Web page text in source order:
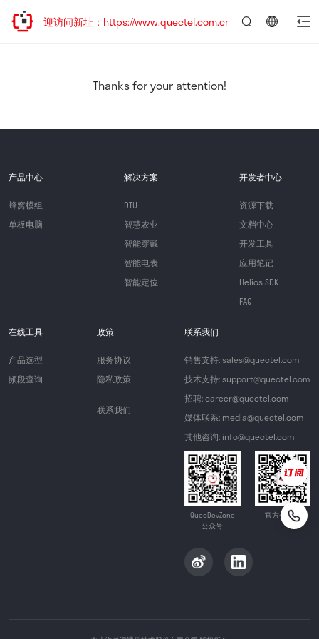
移，欢迎访问新址：https://www.quectel.com.cn
Thanks for your attention!
产品中心
蜂窝模组
单板电脑
解决方案
DTU
智慧农业
智能穿戴
智能电表
智能定位
开发者中心
资源下载
文档中心
开发工具
应用笔记
Helios SDK
FAQ
在线工具
产品选型
频段查询
政策
服务协议
隐私政策
联系我们
联系我们
销售支持: sales@quectel.com
技术支持: support@quectel.com
招聘: career@quectel.com
媒体联系: media@quectel.com
其他咨询: info@quectel.com
QuecDevZone
公众号
官方公众号